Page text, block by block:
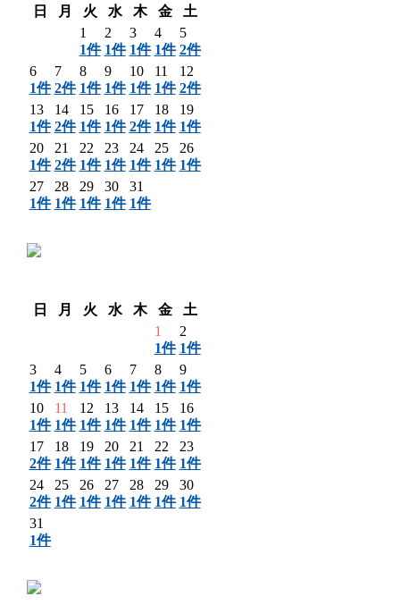
日
月 火 水 木 金
土
1
1件
2
1件
3
1件
4
1件
5
2件
6
1件
7
2件
8
1件
9
1件
10
1件
11
1件
12
2件
13
1件
14
2件
15
1件
16
1件
17
2件
18
1件
19
1件
20
1件
21
2件
22
1件
23
1件
24
1件
25
1件
26
1件
27
1件
28
1件
29
1件
30
1件
31
1件
日
月 火 水 木 金
土
1
1件
2
1件
3
1件
4
1件
5
1件
6
1件
7
1件
8
1件
9
1件
10
1件
11
1件
12
1件
13
1件
14
1件
15
1件
16
1件
17
2件
18
1件
19
1件
20
1件
21
1件
22
1件
23
1件
24
2件
25
1件
26
1件
27
1件
28
1件
29
1件
30
1件
31
1件